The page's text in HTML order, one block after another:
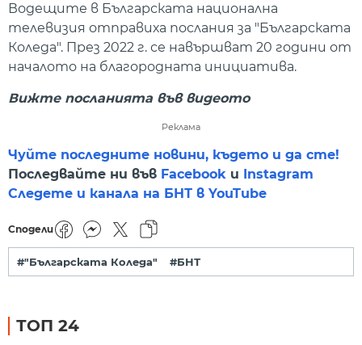
Водещите в Българската национална
телевизия отправиха послания за "Българската
Коледа". През 2022 г. се навършват 20 години от
началото на благородната инициатива.
Вижте посланията във видеото
Реклама
Чуйте последните новини, където и да сте!
Последвайте ни във Facebook и Instagram
Следете и канала на БНТ в YouTube
Сподели
#"Българската Коледа" #БНТ
ТОП 24